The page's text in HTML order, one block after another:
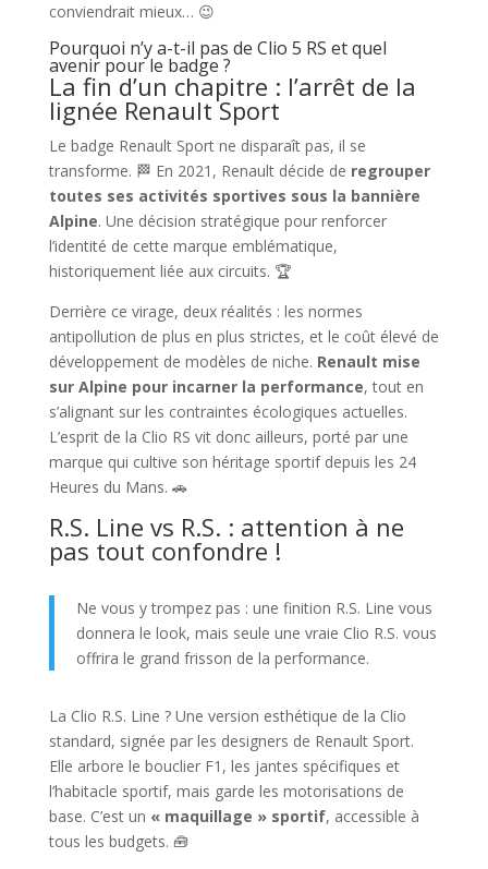
conviendrait mieux… 😉
Pourquoi n’y a-t-il pas de Clio 5 RS et quel
avenir pour le badge ?
La fin d’un chapitre : l’arrêt de la
lignée Renault Sport
Le badge Renault Sport ne disparaît pas, il se
transforme. 🏁 En 2021, Renault décide de regrouper
toutes ses activités sportives sous la bannière
Alpine. Une décision stratégique pour renforcer
l’identité de cette marque emblématique,
historiquement liée aux circuits. 🏆
Derrière ce virage, deux réalités : les normes
antipollution de plus en plus strictes, et le coût élevé de
développement de modèles de niche. Renault mise
sur Alpine pour incarner la performance, tout en
s’alignant sur les contraintes écologiques actuelles.
L’esprit de la Clio RS vit donc ailleurs, porté par une
marque qui cultive son héritage sportif depuis les 24
Heures du Mans. 🚗
R.S. Line vs R.S. : attention à ne
pas tout confondre !
Ne vous y trompez pas : une finition R.S. Line vous
donnera le look, mais seule une vraie Clio R.S. vous
offrira le grand frisson de la performance.
La Clio R.S. Line ? Une version esthétique de la Clio
standard, signée par les designers de Renault Sport.
Elle arbore le bouclier F1, les jantes spécifiques et
l’habitacle sportif, mais garde les motorisations de
base. C’est un « maquillage » sportif, accessible à
tous les budgets. 🧰